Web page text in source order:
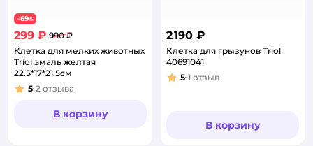
−69%
299 ₽ 990 ₽
Клетка для мелких животных
Triol эмаль желтая
22.5*17*21.5см
Рейтинг:
5 2 отзыва
В корзину
2 190 ₽
Клетка для грызунов Triol
40691041
Рейтинг:
5 1 отзыв
В корзину